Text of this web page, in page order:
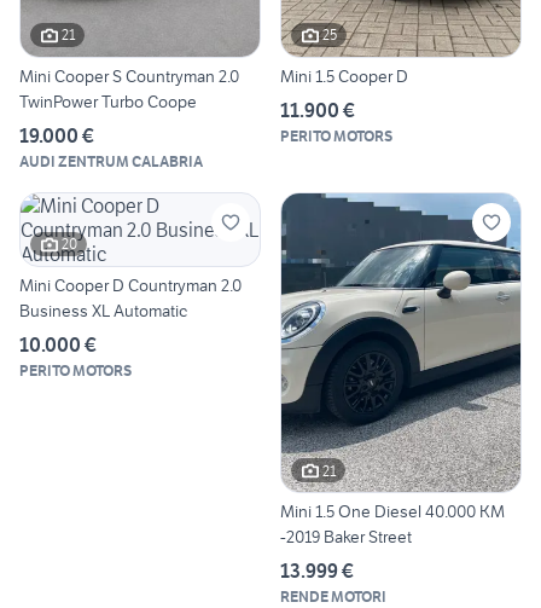
21
Mini Cooper S Countryman 2.0
TwinPower Turbo Coope
19.000 €
AUDI ZENTRUM CALABRIA
25
Mini 1.5 Cooper D
11.900 €
PERITO MOTORS
20
Mini Cooper D Countryman 2.0
Business XL Automatic
10.000 €
PERITO MOTORS
21
Mini 1.5 One Diesel 40.000 KM
-2019 Baker Street
13.999 €
RENDE MOTORI